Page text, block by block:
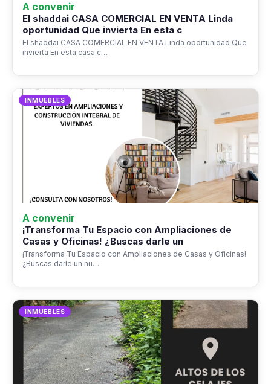
A convenir
El shaddai CASA COMERCIAL EN VENTA Linda
oportunidad Que invierta En esta c
El shaddai CASA COMERCIAL EN VENTA Linda oportunidad Que
invierta En esta casa c…
INMUEBLES
A convenir
¡Transforma Tu Espacio con Ampliaciones de
Casas y Oficinas! ¿Buscas darle un
¡Transforma Tu Espacio con Ampliaciones de Casas y Oficinas!
¿Buscas darle un nu…
INMUEBLES